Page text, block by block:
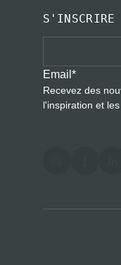
S'INSCRIRE
Email *
Recevez des
l'inspiration et